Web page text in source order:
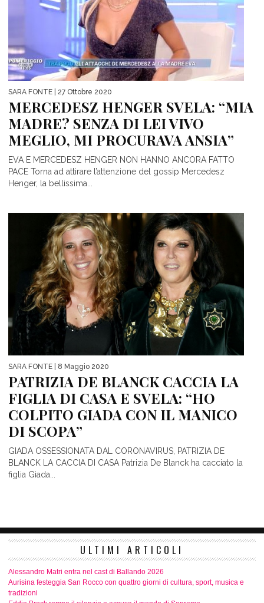
SARA FONTE | 27 Ottobre 2020
MERCEDESZ HENGER SVELA: “MIA
MADRE? SENZA DI LEI VIVO
MEGLIO, MI PROCURAVA ANSIA”
EVA E MERCEDESZ HENGER NON HANNO ANCORA FATTO
PACE Torna ad attirare l’attenzione del gossip Mercedesz
Henger, la bellissima...
SARA FONTE | 8 Maggio 2020
PATRIZIA DE BLANCK CACCIA LA
FIGLIA DI CASA E SVELA: “HO
COLPITO GIADA CON IL MANICO
DI SCOPA”
GIADA OSSESSIONATA DAL CORONAVIRUS, PATRIZIA DE
BLANCK LA CACCIA DI CASA Patrizia De Blanck ha cacciato la
figlia Giada...
ULTIMI ARTICOLI
Alessandro Matri entra nel cast di Ballando 2026
Aurisina festeggia San Rocco con quattro giorni di cultura, sport, musica e
tradizioni